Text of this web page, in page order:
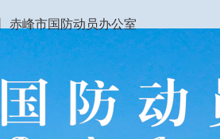
赤峰市国防动员办公室